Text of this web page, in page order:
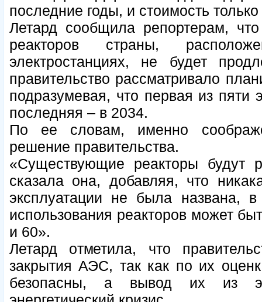
последние годы, и стоимость
Летард сообщила репортерам,
реакторов страны,
электростанциях, не будет
правительство рассматривало
подразумевая, что первая из пяти
последняя – в 2034.
По ее словам, именно
решение правительства.
«Существующие реакторы будут
сказала она, добавляя, что
эксплуатации не была названа,
использования реакторов может
и 60».
Летард отметила, что
закрытия АЭС, так как по их
безопасны, а вывод их из